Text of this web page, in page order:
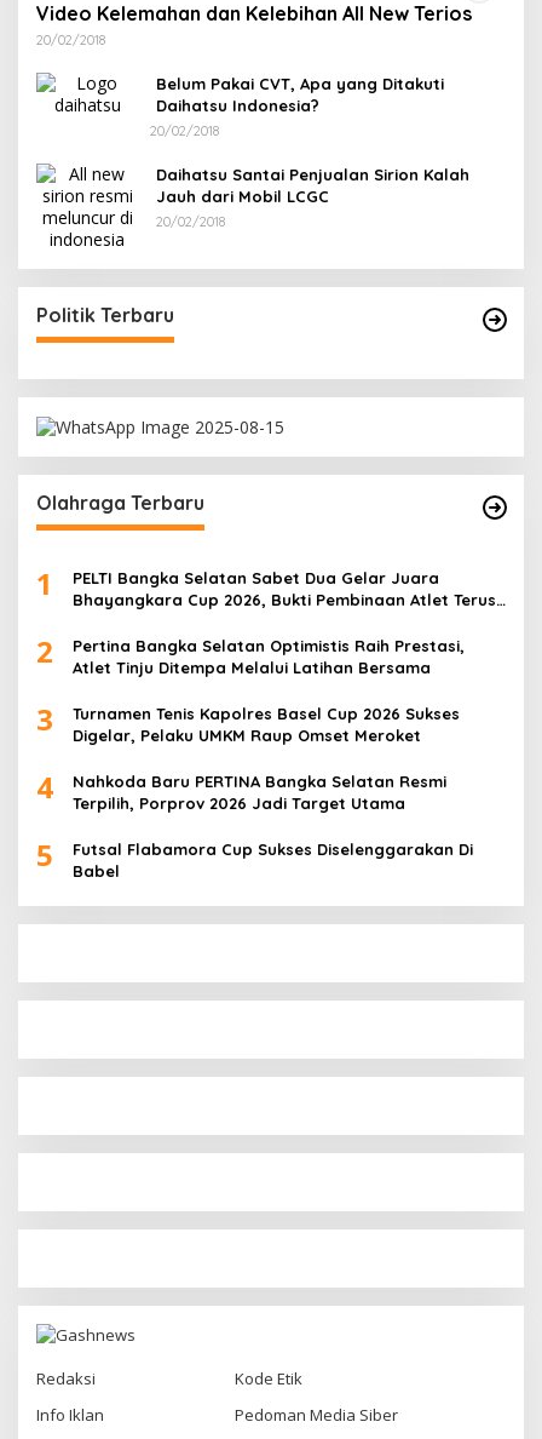
Video Kelemahan dan Kelebihan All New Terios
20/02/2018
Belum Pakai CVT, Apa yang Ditakuti
Daihatsu Indonesia?
20/02/2018
Daihatsu Santai Penjualan Sirion Kalah
Jauh dari Mobil LCGC
20/02/2018
Politik Terbaru
Olahraga Terbaru
1
PELTI Bangka Selatan Sabet Dua Gelar Juara
Bhayangkara Cup 2026, Bukti Pembinaan Atlet Terus
2
Pertina Bangka Selatan Optimistis Raih Prestasi,
Atlet Tinju Ditempa Melalui Latihan Bersama
3
Turnamen Tenis Kapolres Basel Cup 2026 Sukses
Digelar, Pelaku UMKM Raup Omset Meroket
4
Nahkoda Baru PERTINA Bangka Selatan Resmi
Terpilih, Porprov 2026 Jadi Target Utama
5
Futsal Flabamora Cup Sukses Diselenggarakan Di
Babel
Redaksi
Kode Etik
Info Iklan
Pedoman Media Siber